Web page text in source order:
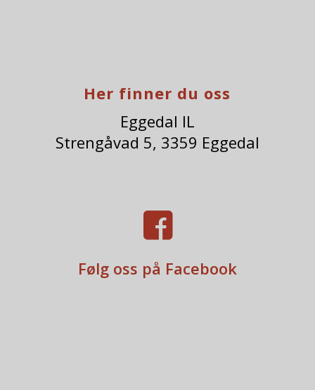
Her finner du oss
Eggedal IL
Strengåvad 5, 3359 Eggedal

Følg oss på Facebook